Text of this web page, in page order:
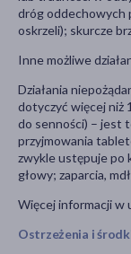
dróg oddechowych
oskrzeli); skurcze
Inne możliwe
Działania
dotyczyć więcej niż
do senności) – jest
przyjmowania
zwykle ustępuje po
głowy; zaparcia,
Więcej informacji w
Ostrzeżenia i